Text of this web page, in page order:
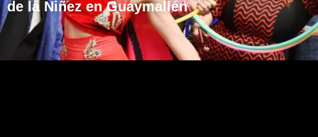
de la Niñez en Guaymallén